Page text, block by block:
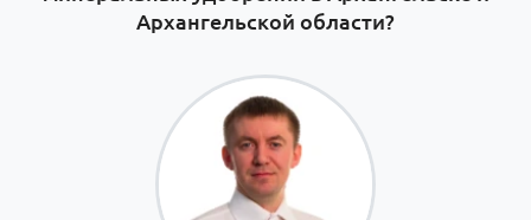
Архангельской области?